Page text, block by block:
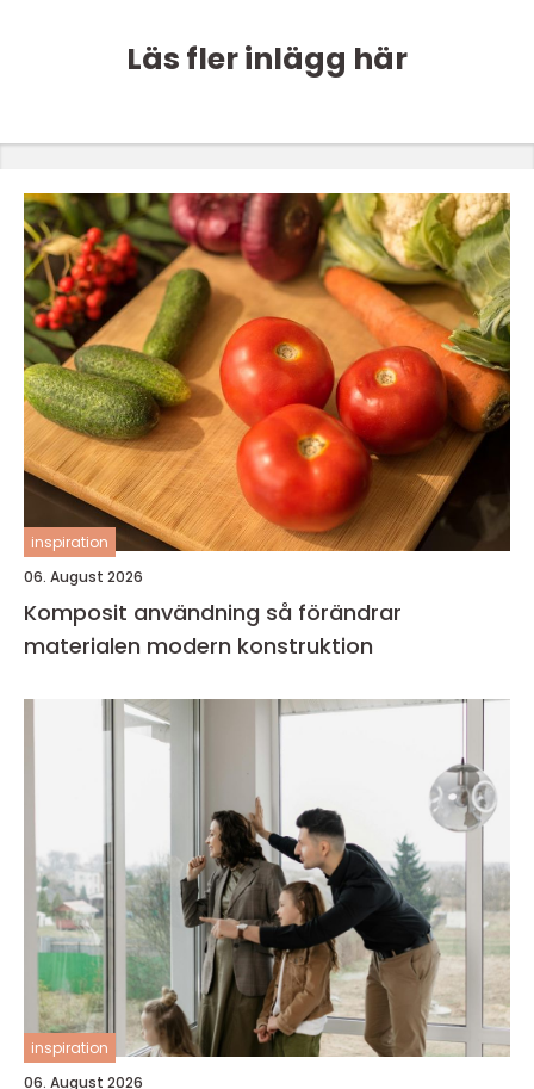
Läs fler inlägg här
inspiration
06. August 2026
Komposit användning så förändrar
materialen modern konstruktion
inspiration
06. August 2026